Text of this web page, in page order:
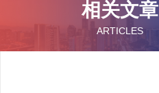
相关文章
ARTICLES